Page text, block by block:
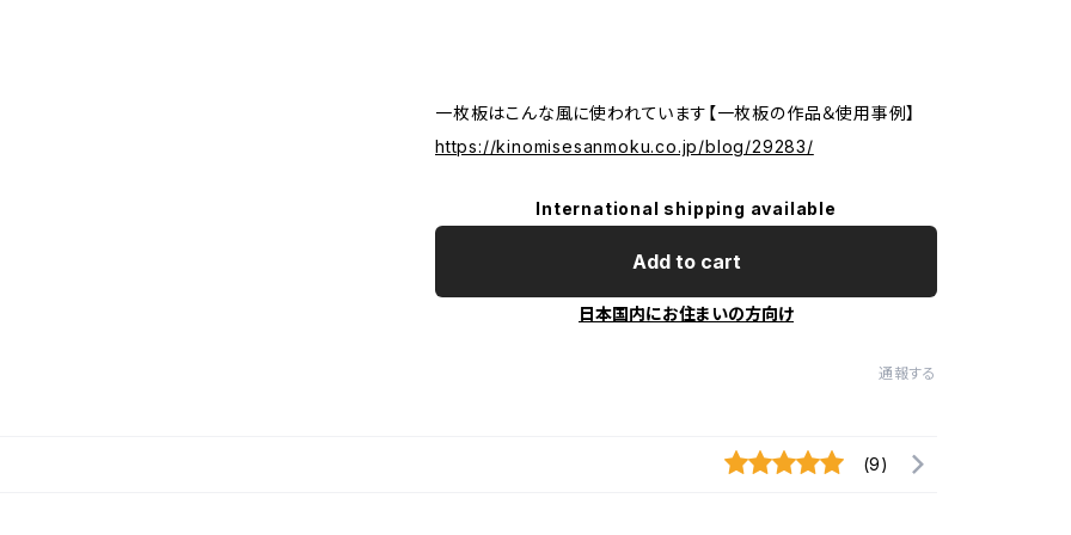
一枚板はこんな風に使われています【一枚板の作品＆使用事例】
https://kinomisesanmoku.co.jp/blog/29283/
International shipping available
Add to cart
日本国内にお住まいの方向け
通報する
(9)